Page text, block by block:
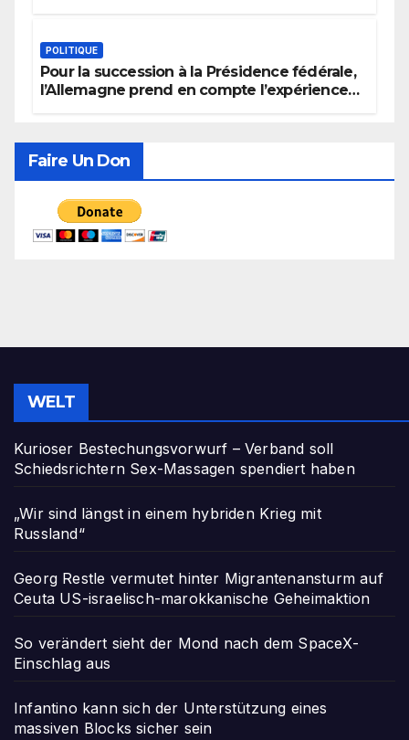
POLITIQUE
Pour la succession à la Présidence fédérale,
l’Allemagne prend en compte l’expérience
Faire Un Don
WELT
Kurioser Bestechungsvorwurf – Verband soll
Schiedsrichtern Sex-Massagen spendiert haben
„Wir sind längst in einem hybriden Krieg mit
Russland“
Georg Restle vermutet hinter Migrantenansturm auf
Ceuta US-israelisch-marokkanische Geheimaktion
So verändert sieht der Mond nach dem SpaceX-
Einschlag aus
Infantino kann sich der Unterstützung eines
massiven Blocks sicher sein